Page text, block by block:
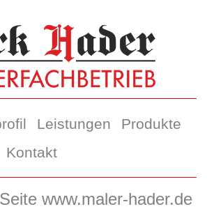
Leistungen
Produkte
Kontakt
www.maler-hader.de